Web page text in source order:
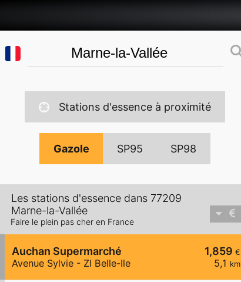
Stations d'essence à proximité
Gazole SP95 SP98
Les stations d'essence dans 77209
Marne-la-Vallée
Faire le plein pas cher en France
1,859 €
5,1 km
Auchan Supermarché
Avenue Sylvie - ZI Belle-Ile